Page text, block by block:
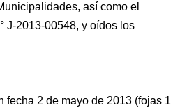
así como el
J-2013-00548, y oídos los
fecha 2 de mayo de 2013 (fojas 1